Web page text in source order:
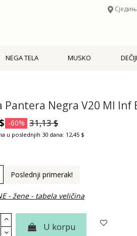
NEGA TELA MUSKO DEČIJI
Pantera Negra V20 Ml Inf
-60% 31,13 $
u poslednjih 30 dana: 12,45 $
Poslednji primerak!
- žene - tabela veličina
U korpu